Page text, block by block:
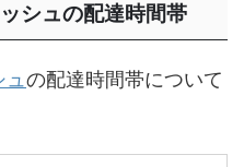
シュの配達時間帯
の配達時間帯について